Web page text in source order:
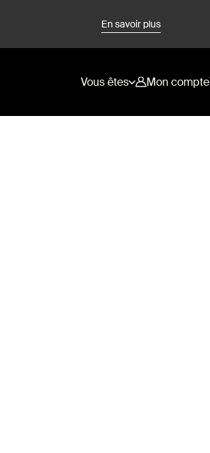
En savoir plus
Vous êtes Mon compte